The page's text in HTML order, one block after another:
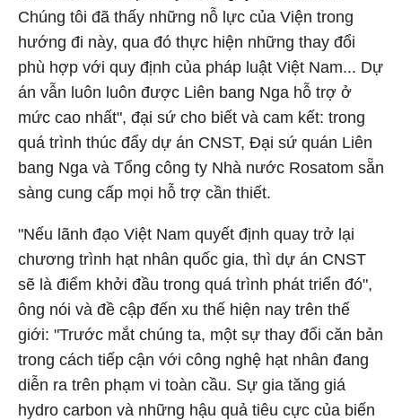
Chúng tôi đã thấy những nỗ lực của Viện trong
hướng đi này, qua đó thực hiện những thay đổi
phù hợp với quy định của pháp luật Việt Nam... Dự
án vẫn luôn luôn được Liên bang Nga hỗ trợ ở
mức cao nhất", đại sứ cho biết và cam kết: trong
quá trình thúc đẩy dự án CNST, Đại sứ quán Liên
bang Nga và Tổng công ty Nhà nước Rosatom sẵn
sàng cung cấp mọi hỗ trợ cần thiết.
"Nếu lãnh đạo Việt Nam quyết định quay trở lại
chương trình hạt nhân quốc gia, thì dự án CNST
sẽ là điểm khởi đầu trong quá trình phát triển đó",
ông nói và đề cập đến xu thế hiện nay trên thế
giới: "Trước mắt chúng ta, một sự thay đổi căn bản
trong cách tiếp cận với công nghệ hạt nhân đang
diễn ra trên phạm vi toàn cầu. Sự gia tăng giá
hydro carbon và những hậu quả tiêu cực của biến